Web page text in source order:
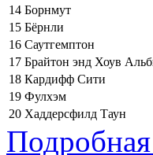
14 Борнмут
15 Бёрнли
16 Саутгемптон
17 Брайтон энд Хоув
18 Кардифф Сити
19 Фулхэм
20 Хаддерсфилд Таун